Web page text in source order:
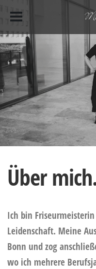
Über
Ich bin
Leidenschaft. Meine
Bonn und zog
wo ich mehrere